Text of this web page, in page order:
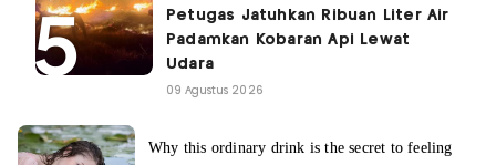
Petugas Jatuhkan Ribuan Liter Air
Padamkan Kobaran Api Lewat
Udara
09 Agustus 2026